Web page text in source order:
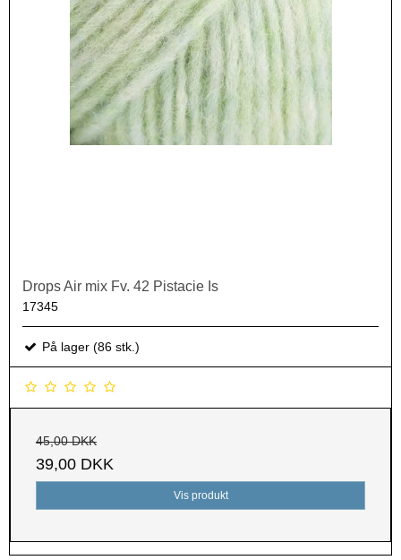
Drops Air mix Fv. 42 Pistacie Is
17345
På lager (86 stk.)
45,00 DKK
39,00 DKK
Vis produkt